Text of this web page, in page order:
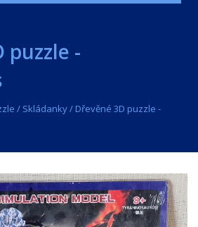
puzzle -
/ Skládanky/ Dřevěné 3D puzzle -